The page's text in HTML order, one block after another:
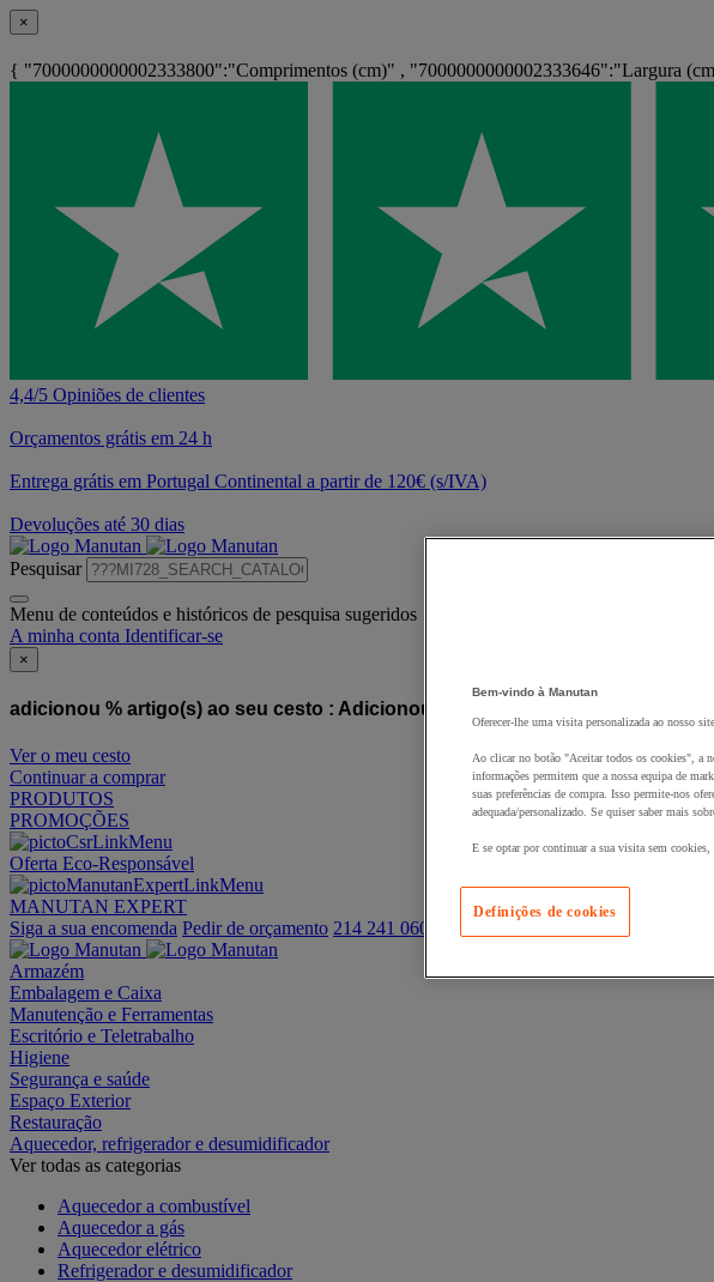
×
{ "7000000000002333800":"Comprimentos (cm)" , "7000000000002333646":"Largura
4,4/5 Opiniões de clientes
Orçamentos grátis em 24 h
Entrega grátis em Portugal Continental a partir de 120€ (s/IVA)
Devoluções até 30 dias
Pesquisar
Menu de conteúdos e históricos de pesquisa sugeridos
A minha conta Identificar-se
×
adicionou % artigo(s) ao seu cesto : Adicionou este artigo ao seu cesto :
Ver o meu cesto
Continuar a comprar
PRODUTOS
PROMOÇÕES
Oferta Eco-Responsável
MANUTAN EXPERT
Siga a sua encomenda Pedir de orçamento 214 241 060
Armazém
Embalagem e Caixa
Manutenção e Ferramentas
Escritório e Teletrabalho
Higiene
Segurança e saúde
Espaço Exterior
Restauração
Aquecedor, refrigerador e desumidificador
Ver todas as categorias
Aquecedor a combustível
Aquecedor a gás
Aquecedor elétrico
Refrigerador e desumidificador
Bem-vindo à Manutan
Oferecer-lhe uma visita personalizada ao nosso
Ao clicar no botão "Aceitar todos os cookies", a
informações permitem que a nossa equipa de
suas preferências de compra. Isso permite-nos
adequada/personalizado. Se quiser saber mais
E se optar por continuar a sua visita sem
Definições de cookies